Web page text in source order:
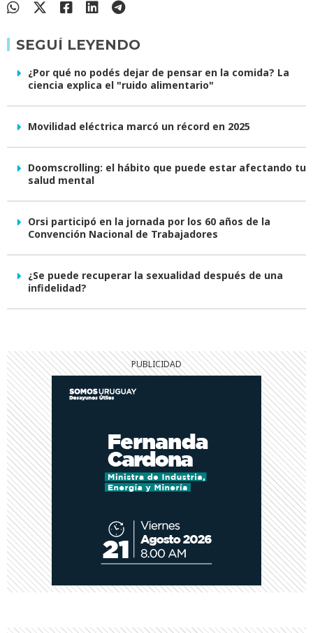
SEGUÍ LEYENDO
¿Por qué no podés dejar de pensar en la comida? La
ciencia explica el "ruido alimentario"
Movilidad eléctrica marcó un récord en 2025
Doomscrolling: el hábito que puede estar afectando tu
salud mental
Orsi participó en la jornada por los 60 años de la
Convención Nacional de Trabajadores
¿Se puede recuperar la sexualidad después de una
infidelidad?